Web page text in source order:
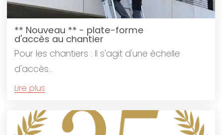
** Nouveau ** - plate-forme
d'accès au chantier
Pour les chantiers : Il s'agit d'une échelle
d'accès...
Lire plus